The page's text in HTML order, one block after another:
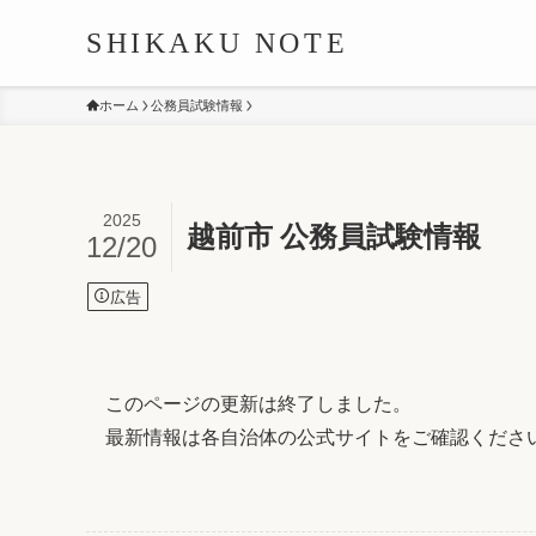
SHIKAKU NOTE
ホーム 公務員試験情報
越前市 公務員試験情報
2025
12/20
広告
このページの更新は終了しました。
最新情報は各自治体の公式サイトをご確認くださ